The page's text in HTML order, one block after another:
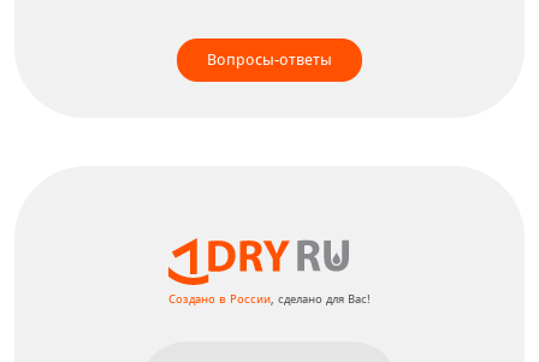
Вопросы-ответы
Создано в России , сделано для Вас!